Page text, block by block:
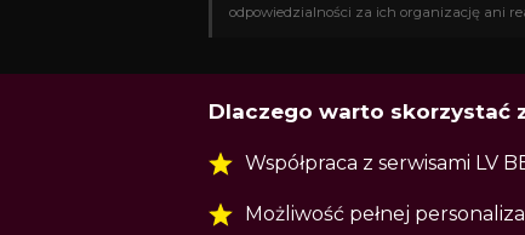
odpowiedzialności za ich organizację ani
Dlaczego warto skorzystać
Współpraca z serwisami LV
Możliwość pełnej